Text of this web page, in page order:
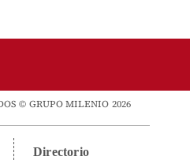
© GRUPO MILENIO 2026
Directorio